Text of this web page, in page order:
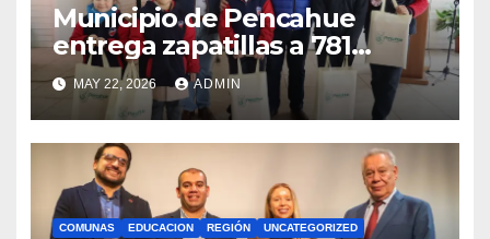
Municipio de Pencahue
entrega zapatillas a 781
estudiantes con recursos del
Royalty Minero
MAY 22, 2026 ADMIN
COMUNAS EDUCACION REGIÓN UNCATEGORIZED